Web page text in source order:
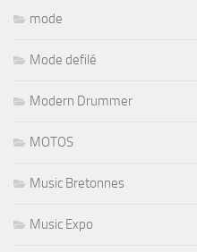
mode
Mode defilé
Modern Drummer
MOTOS
Music Bretonnes
Music Expo